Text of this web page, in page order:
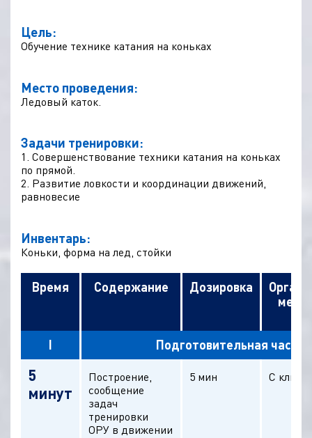
Цель:
Обучение технике катания на коньках
Место проведения:
Ледовый каток.
Задачи тренировки:
1. Совершенствование техники катания на коньках
по прямой.
2. Развитие ловкости и координации движений,
равновесие
Инвентарь:
Коньки, форма на лед, стойки
Время Содержание Дозировка
I
Подготовительная часть
5
минут
Построение,
сообщение
задач
тренировки
ОРУ в движении
5 мин С